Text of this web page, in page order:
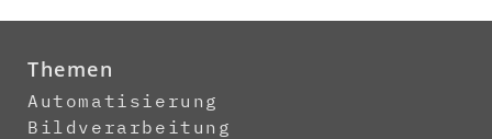
Themen
Automatisierung
Bildverarbeitung